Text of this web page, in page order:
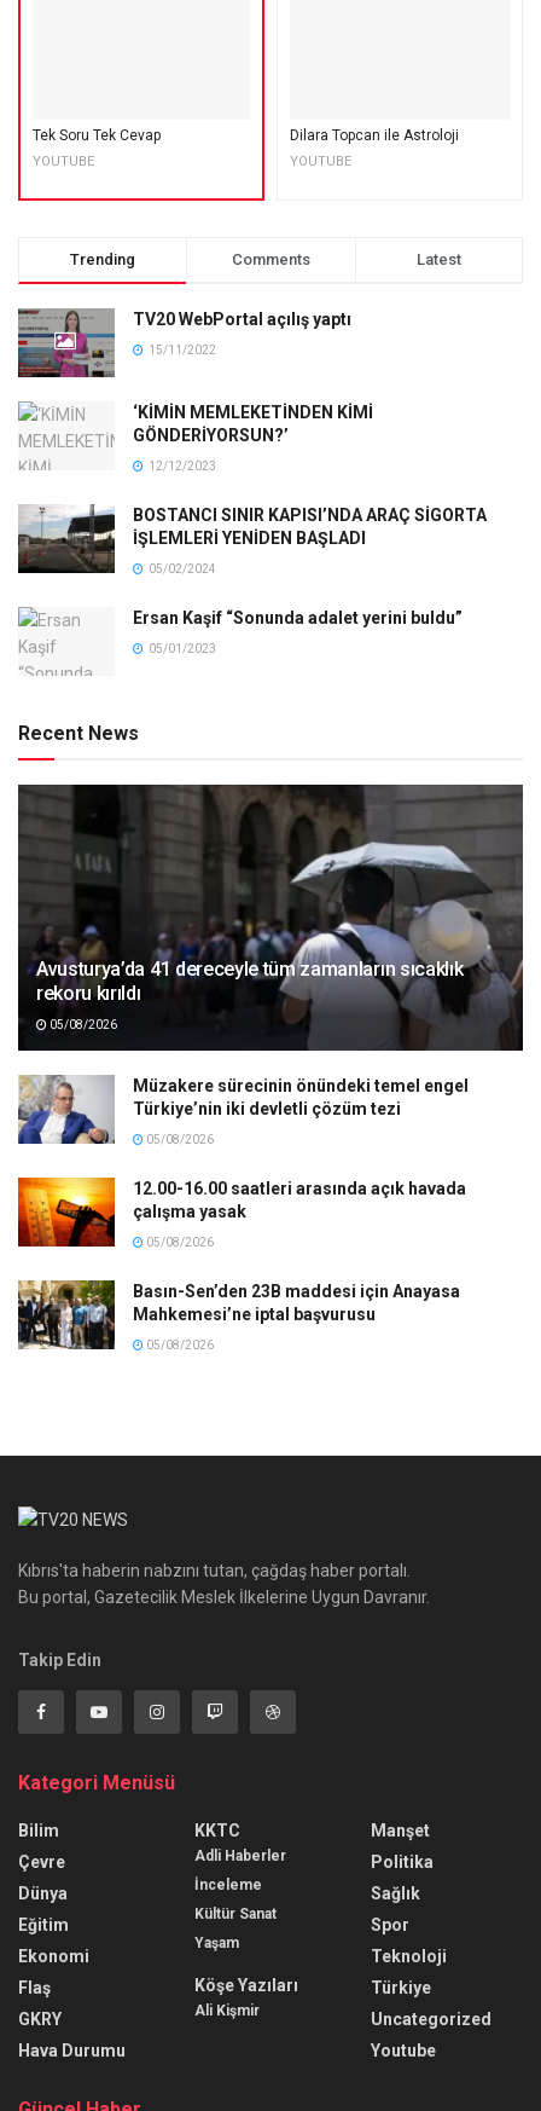
Tek Soru Tek Cevap
YOUTUBE
Dilara Topcan ile Astroloji
YOUTUBE
Trending Comments Latest
TV20 WebPortal açılış yaptı
15/11/2022
‘KİMİN MEMLEKETİNDEN KİMİ
GÖNDERİYORSUN?’
12/12/2023
BOSTANCI SINIR KAPISI’NDA ARAÇ SİGORTA
İŞLEMLERİ YENİDEN BAŞLADI
05/02/2024
Ersan Kaşif “Sonunda adalet yerini buldu”
05/01/2023
Recent News
Avusturya’da 41 dereceyle tüm zamanların sıcaklık
rekoru kırıldı
05/08/2026
Müzakere sürecinin önündeki temel engel
Türkiye’nin iki devletli çözüm tezi
05/08/2026
12.00-16.00 saatleri arasında açık havada
çalışma yasak
05/08/2026
Basın-Sen’den 23B maddesi için Anayasa
Mahkemesi’ne iptal başvurusu
05/08/2026
Kıbrıs'ta haberin nabzını tutan, çağdaş haber portalı.
Bu portal, Gazetecilik Meslek İlkelerine Uygun Davranır.
Takip Edin
Kategori Menüsü
Bilim
Çevre
Dünya
Eğitim
Ekonomi
Flaş
GKRY
Hava Durumu
KKTC
Adli Haberler
İnceleme
Kültür Sanat
Yaşam
Köşe Yazıları
Ali Kişmir
Manşet
Politika
Sağlık
Spor
Teknoloji
Türkiye
Uncategorized
Youtube